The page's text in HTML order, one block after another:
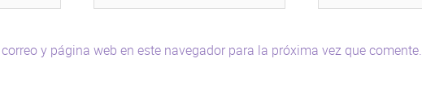
y página web en este navegador para la próxima vez que comente.